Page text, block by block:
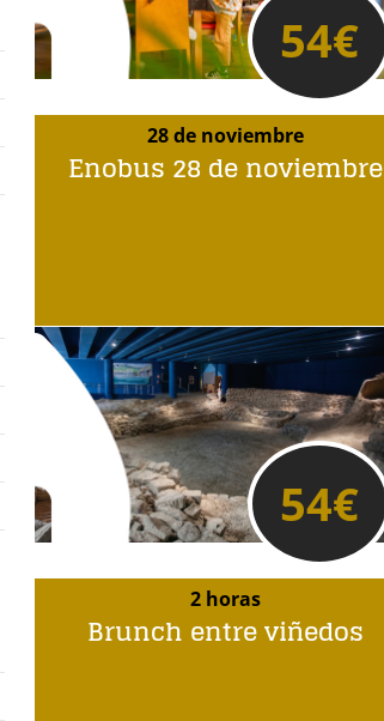
54€
28 de noviembre
Enobus 28 de noviembre
54€
2 horas
Brunch entre viñedos